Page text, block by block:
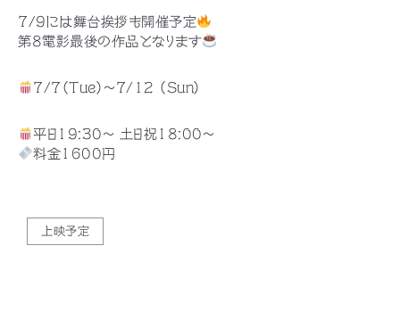
7/9には舞台挨拶も開催予定
第8電影最後の作品となります
7/7（Tue）〜7/12 （Sun）
平日19:30〜 土日祝18:00〜
料金1600円
上映予定